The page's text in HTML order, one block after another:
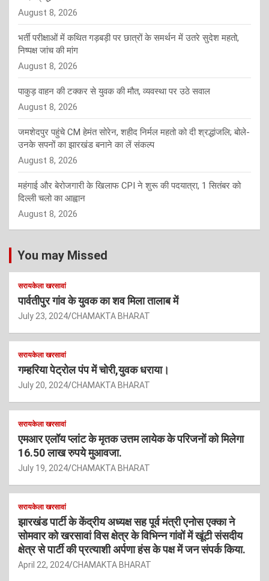
August 8, 2026
भर्ती परीक्षाओं में कथित गड़बड़ी पर छात्रों के समर्थन में उतरे सुदेश महतो,
निष्पक्ष जांच की मांग
August 8, 2026
पाकुड़ वाहन की टक्कर से युवक की मौत, व्यवस्था पर उठे सवाल
August 8, 2026
जमशेदपुर पहुंचे CM हेमंत सोरेन, शहीद निर्मल महतो को दी श्रद्धांजलि; बोले-
उनके सपनों का झारखंड बनाने का लें संकल्प
August 8, 2026
महंगाई और बेरोजगारी के खिलाफ CPI ने शुरू की पदयात्रा, 1 सितंबर को
दिल्ली चलो का आह्वान
August 8, 2026
You may Missed
सरायकेला खरसावां
पार्वतीपुर गांव के युवक का शव मिला तालाब में
July 23, 2024 CHAMAKTA BHARAT
सरायकेला खरसावां
गम्हरिया पेट्रोल पंप में चोरी,युवक धराया।
July 20, 2024 CHAMAKTA BHARAT
सरायकेला खरसावां
एमआर एलॉय प्लांट के मृतक उत्तम लायेक के परिजनों को मिलेगा
16.50 लाख रुपये मुआवजा.
July 19, 2024 CHAMAKTA BHARAT
सरायकेला खरसावां
झारखंड पार्टी के केंद्रीय अध्यक्ष सह पूर्व मंत्री एनोस एक्का ने
सोमवार को खरसावां विस क्षेत्र के विभिन्न गांवों में खूंटी संसदीय
क्षेत्र से पार्टी की प्रत्याशी अर्पणा हंस के पक्ष में जन संपर्क किया.
April 22, 2024 CHAMAKTA BHARAT